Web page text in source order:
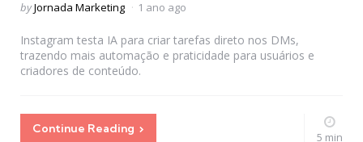
Posted
byJornada Marketing 1 ano ago
Instagram testa IA para criar tarefas direto nos DMs,
trazendo mais automação e praticidade para usuários e
criadores de conteúdo.
Continue Reading
5 min